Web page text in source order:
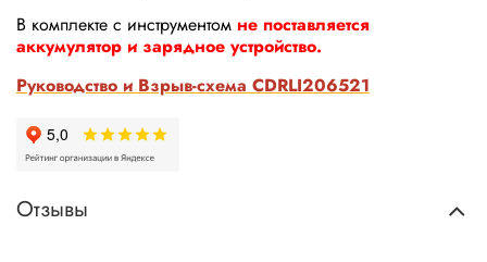
В комплекте с инструментом не поставляется
аккумулятор и зарядное устройство.
Руководство и Взрыв-схема CDRLI206521
Отзывы